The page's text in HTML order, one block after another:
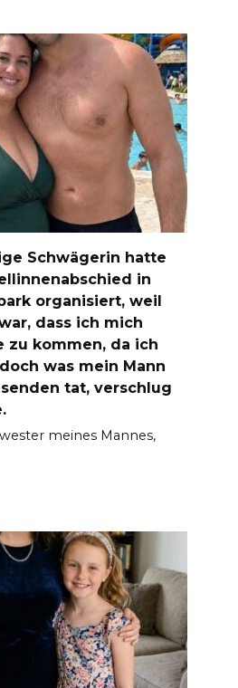
Schwägerin hatte
in
organisiert, weil
dass ich mich
zu kommen, da ich
was mein Mann
tat, verschlug
meines Mannes,